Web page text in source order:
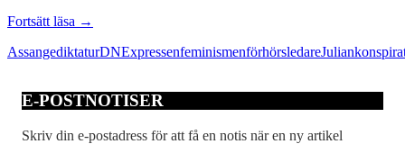
Fortsätt läsa Inte
den
är
→
AssangediktaturDNExpressenfeminismenförhörsledareJulian
E-POSTNOTISER
Skriv din e-postadress för att få en notis när en ny artikel